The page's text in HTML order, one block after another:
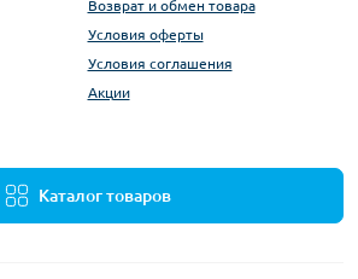
Возврат и обмен товара
Условия оферты
Условия соглашения
Акции
Каталог товаров